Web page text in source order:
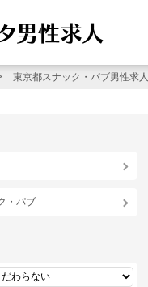
東京都スナック・パブ男性求人
・パブ